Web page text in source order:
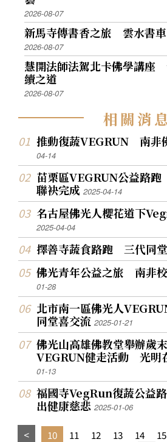
2026-08-07
新馬寺傳書香之旅 雲水書
2026-08-07
慧開法師法駕北卡佛學講座
續之道
2026-08-07
相關消
推動復蔬VEGRUN 南非
04-14
苗栗區VEGRUN公益路
聯袂完成2025-04-14
名古屋佛光人櫻花道下
2025-04-04
擇善寺蔬食路跑 三代同
佛光青年公益之旅 南非
01-28
北市南一區佛光人
同堂喜交流2025-01-21
佛光山高雄佛教堂舉辦歲
VEGRUN健走活動 光明
01-13
福國寺VegRun復蔬公益
出健康慈悲2025-01-06
10 11 12 13 14 15